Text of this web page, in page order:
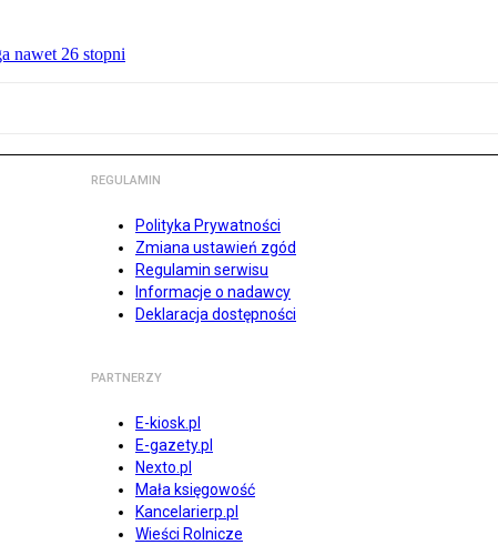
nawet 26 stopni
REGULAMIN
Polityka Prywatności
Zmiana ustawień zgód
Regulamin serwisu
Informacje o nadawcy
Deklaracja dostępności
PARTNERZY
E-kiosk.pl
E-gazety.pl
Nexto.pl
Mała księgowość
Kancelarierp.pl
Wieści Rolnicze